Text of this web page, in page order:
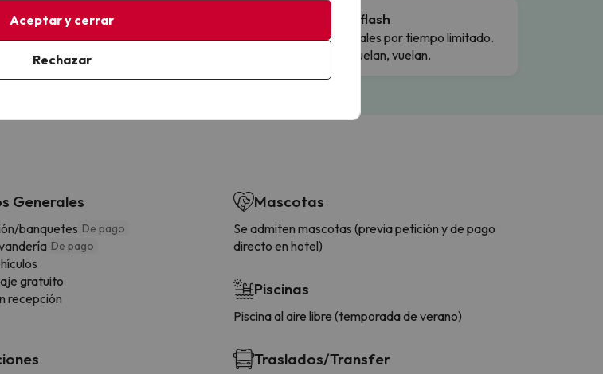
total
Paga a tu ritmo
Fracciona o financia tu viaje.
Reserva ahora, paga luego.
Ofertas flash
Precios reales por tiempo limitado.
Cuando vuelan, vuelan.
Generales
banquetes De pago
De pago
gratuito
recepción
Mascotas
Se admiten mascotas (previa petición y de pago
directo en hotel)
Piscinas
Piscina al aire libre (temporada de verano)
Traslados/Transfer
Aceptar y cerrar
Rechazar